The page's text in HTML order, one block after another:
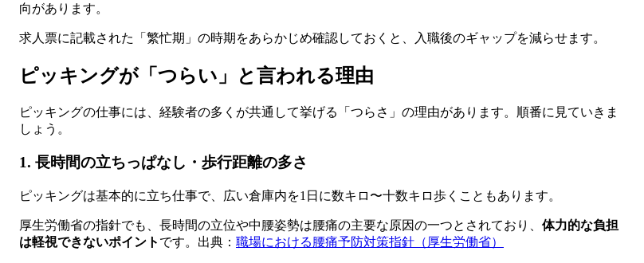
向があります。
求人票に記載された「繁忙期」の時期をあらかじめ確認しておくと、入職後のギャップを減らせます。
ピッキングが「つらい」と言われる理由
ピッキングの仕事には、経験者の多くが共通して挙げる「つらさ」の理由があります。順番に見ていきま
しょう。
1. 長時間の立ちっぱなし・歩行距離の多さ
ピッキングは基本的に立ち仕事で、広い倉庫内を1日に数キロ〜十数キロ歩くこともあります。
厚生労働省の指針でも、長時間の立位や中腰姿勢は腰痛の主要な原因の一つとされており、 体力的な負担
は軽視できないポイント です。出典： 職場における腰痛予防対策指針（厚生労働省）